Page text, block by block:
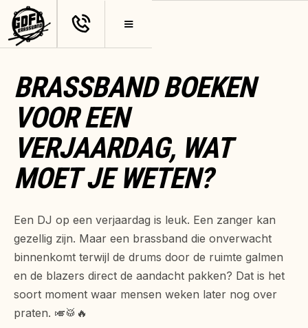
BRASSBAND BOEKEN
VOOR EEN
VERJAARDAG, WAT
MOET JE WETEN?
Een DJ op een verjaardag is leuk. Een zanger kan
gezellig zijn. Maar een brassband die onverwacht
binnenkomt terwijl de drums door de ruimte galmen
en de blazers direct de aandacht pakken? Dat is het
soort moment waar mensen weken later nog over
praten. 🎺🥁🔥